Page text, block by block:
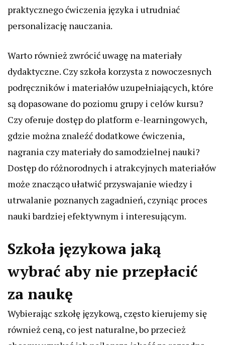
praktycznego ćwiczenia języka i utrudniać
personalizację nauczania.
Warto również zwrócić uwagę na materiały
dydaktyczne. Czy szkoła korzysta z nowoczesnych
podręczników i materiałów uzupełniających, które
są dopasowane do poziomu grupy i celów kursu?
Czy oferuje dostęp do platform e-learningowych,
gdzie można znaleźć dodatkowe ćwiczenia,
nagrania czy materiały do samodzielnej nauki?
Dostęp do różnorodnych i atrakcyjnych materiałów
może znacząco ułatwić przyswajanie wiedzy i
utrwalanie poznanych zagadnień, czyniąc proces
nauki bardziej efektywnym i interesującym.
Szkoła językowa jaką
wybrać aby nie przepłacić
za naukę
Wybierając szkołę językową, często kierujemy się
również ceną, co jest naturalne, bo przecież